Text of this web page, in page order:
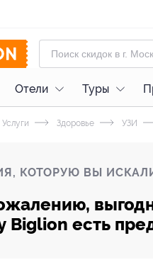
Отели Туры
Услуги Здоровье УЗИ
КОТОРУЮ ВЫ
Biglion есть